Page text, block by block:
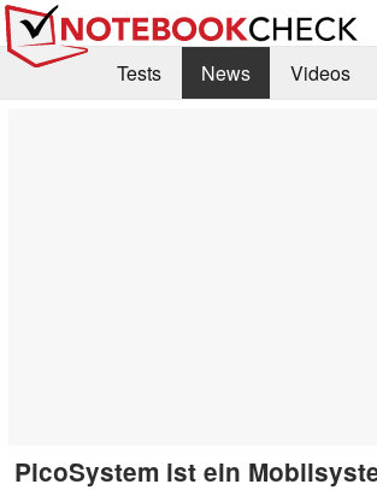
Tests News
Videos
PicoSystem ist ein